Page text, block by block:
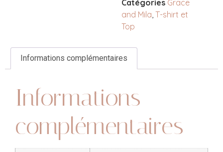
Catégories Grace
and Mila, T-shirt et
Top
Informations complémentaires
Informations
complémentaires